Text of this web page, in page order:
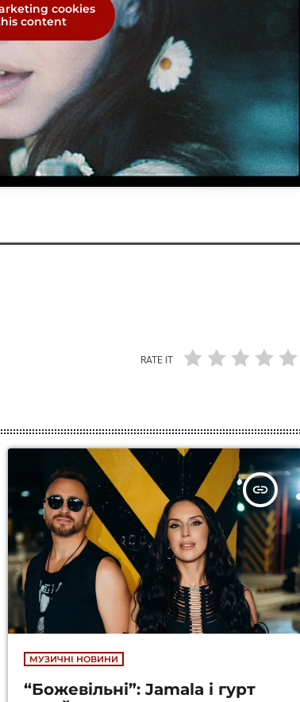
cookies
content
RATE IT
insert_link
МУЗИЧНІ НОВИНИ
“Божевільні”: Jamala і гурт